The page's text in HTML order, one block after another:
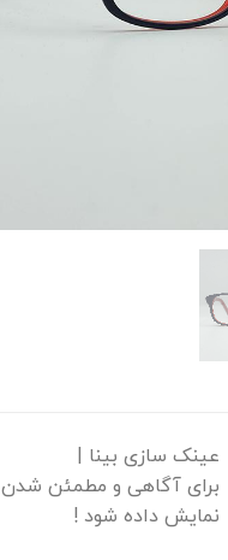
عینک سازی بینا |
برای آگاهی و مطمئن شدن
نمایش داده شود !